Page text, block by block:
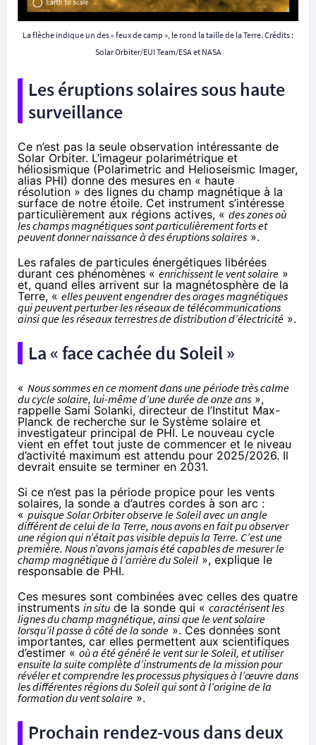
La flèche indique un des « feux de camp », le rond la taille de la Terre. Crédits :
Solar Orbiter/EUI Team/ESA et NASA
Les éruptions solaires sous haute
surveillance
Ce n’est pas la seule observation intéressante de
Solar Orbiter. L’imageur polarimétrique et
héliosismique (Polarimetric and Helioseismic Imager,
alias PHI) donne des mesures en « haute
résolution » des lignes du champ magnétique à la
surface de notre étoile. Cet instrument s’intéresse
particulièrement aux régions actives, « des zones où
les champs magnétiques sont particulièrement forts et
peuvent donner naissance à des éruptions solaires ».
Les rafales de particules énergétiques libérées
durant ces phénomènes « enrichissent le vent solaire »
et, quand elles arrivent sur la magnétosphère de la
Terre, « elles peuvent engendrer des orages magnétiques
qui peuvent perturber les réseaux de télécommunications
ainsi que les réseaux terrestres de distribution d’électricité ».
La « face cachée du Soleil »
« Nous sommes en ce moment dans une période très calme
du cycle solaire, lui-même d’une durée de onze ans »,
rappelle Sami Solanki, directeur de l’Institut Max-
Planck de recherche sur le Système solaire et
investigateur principal de PHI. Le nouveau cycle
vient en effet tout juste de commencer et le niveau
d’activité maximum est attendu pour 2025/2026. Il
devrait ensuite se terminer en 2031.
Si ce n’est pas la période propice pour les vents
solaires, la sonde a d’autres cordes à son arc :
« puisque Solar Orbiter observe le Soleil avec un angle
différent de celui de la Terre, nous avons en fait pu observer
une région qui n’était pas visible depuis la Terre. C’est une
première. Nous n’avons jamais été capables de mesurer le
champ magnétique à l’arrière du Soleil », explique le
responsable de PHI.
Ces mesures sont combinées avec celles des quatre
instruments in situ de la sonde qui « caractérisent les
lignes du champ magnétique, ainsi que le vent solaire
lorsqu’il passe à côté de la sonde ». Ces données sont
importantes, car elles permettent aux scientifiques
d’estimer « où a été généré le vent sur le Soleil, et utiliser
ensuite la suite complète d’instruments de la mission pour
révéler et comprendre les processus physiques à l’œuvre dans
les différentes régions du Soleil qui sont à l’origine de la
formation du vent solaire ».
Prochain rendez-vous dans deux